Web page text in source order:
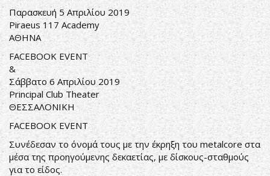
Παρασκευή 5 Απριλίου 2019
Piraeus 117 Academy
ΑΘΗΝΑ
FACEBOOK EVENT
&
Σάββατο 6 Απριλίου 2019
Principal Club Theater
ΘΕΣΣΑΛΟΝΙΚΗ
FACEBOOK EVENT
Συνέδεσαν το όνομά τους με την έκρηξη του metalcore στα
μέσα της προηγούμενης δεκαετίας, με δίσκους-σταθμούς
για το είδος.